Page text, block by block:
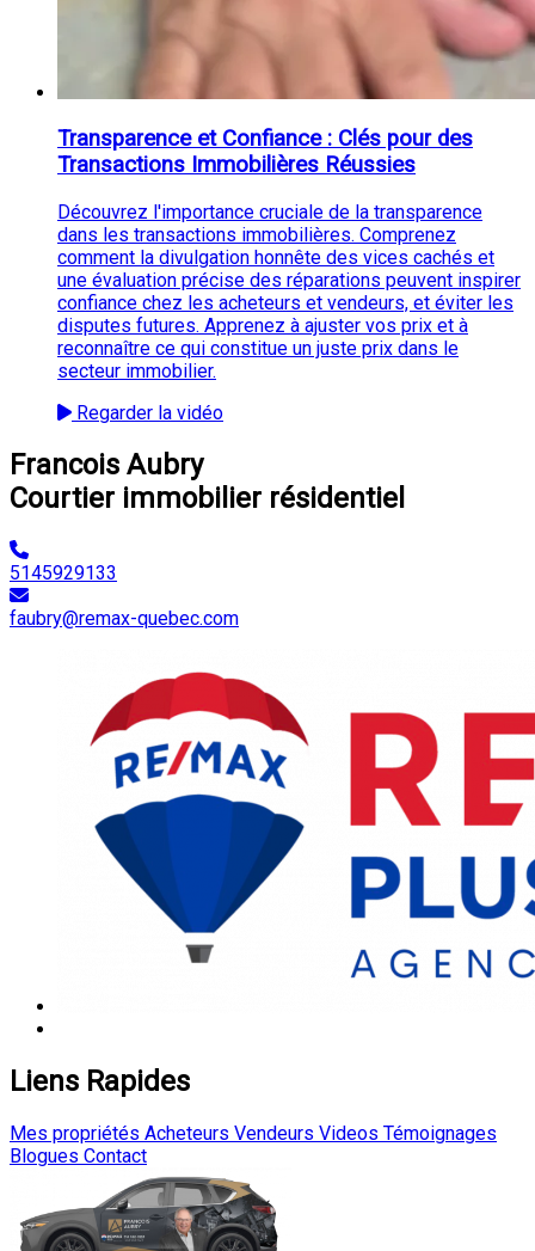
Transparence et Confiance : Clés pour des
Transactions Immobilières Réussies
Découvrez l'importance cruciale de la transparence
dans les transactions immobilières. Comprenez
comment la divulgation honnête des vices cachés et
une évaluation précise des réparations peuvent inspirer
confiance chez les acheteurs et vendeurs, et éviter les
disputes futures. Apprenez à ajuster vos prix et à
reconnaître ce qui constitue un juste prix dans le
secteur immobilier.
Regarder la vidéo
Francois Aubry
Courtier immobilier résidentiel
5145929133
faubry@remax-quebec.com
Liens Rapides
Mes propriétés Acheteurs Vendeurs Videos Témoignages
Blogues Contact